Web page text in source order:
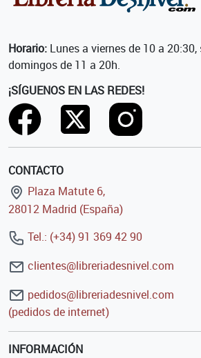
Horario: Lunes a viernes de 10 a
domingos de 11 a 20h.
¡SÍGUENOS EN LAS REDES!
CONTACTO
Plaza Matute 6,
28012 Madrid (España)
Tel.: (+34) 91 369 42 90
clientes@libreriadesnivel.com
pedidos@libreriadesnivel.com
(pedidos de internet)
INFORMACIÓN